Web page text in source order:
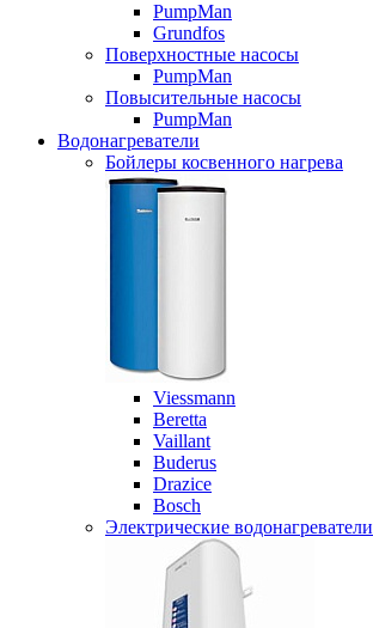
PumpMan
Grundfos
Поверхностные насосы
PumpMan
Повысительные насосы
PumpMan
Водонагреватели
Бойлеры косвенного нагрева
Viessmann
Beretta
Vaillant
Buderus
Drazice
Bosch
Электрические водонагреватели